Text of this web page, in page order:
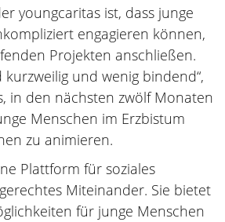
youngcaritas ist, dass junge
engagieren können,
Projekten anschließen.
und wenig bindend“,
in den nächsten zwölf Monaten
Menschen im Erzbistum
zu animieren.
Plattform für soziales
Miteinander. Sie bietet
für junge Menschen